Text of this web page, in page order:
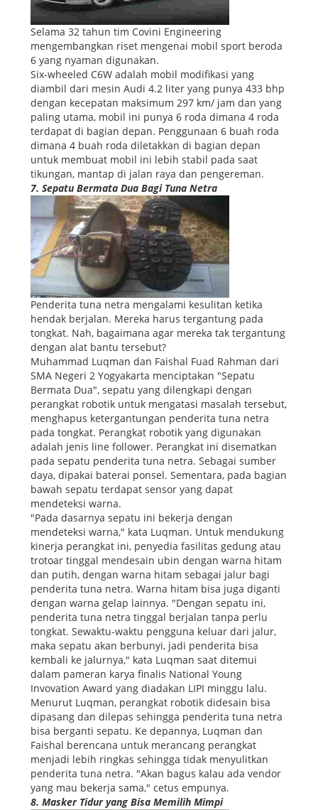
Selama 32 tahun tim Covini Engineering
mengembangkan riset mengenai mobil sport beroda
6 yang nyaman digunakan.
Six-wheeled C6W adalah mobil modifikasi yang
diambil dari mesin Audi 4.2 liter yang punya 433 bhp
dengan kecepatan maksimum 297 km/ jam dan yang
paling utama, mobil ini punya 6 roda dimana 4 roda
terdapat di bagian depan. Penggunaan 6 buah roda
dimana 4 buah roda diletakkan di bagian depan
untuk membuat mobil ini lebih stabil pada saat
tikungan, mantap di jalan raya dan pengereman.
7. Sepatu Bermata Dua Bagi Tuna Netra
Penderita tuna netra mengalami kesulitan ketika
hendak berjalan. Mereka harus tergantung pada
tongkat. Nah, bagaimana agar mereka tak tergantung
dengan alat bantu tersebut?
Muhammad Luqman dan Faishal Fuad Rahman dari
SMA Negeri 2 Yogyakarta menciptakan "Sepatu
Bermata Dua", sepatu yang dilengkapi dengan
perangkat robotik untuk mengatasi masalah tersebut,
menghapus ketergantungan penderita tuna netra
pada tongkat. Perangkat robotik yang digunakan
adalah jenis line follower. Perangkat ini disematkan
pada sepatu penderita tuna netra. Sebagai sumber
daya, dipakai baterai ponsel. Sementara, pada bagian
bawah sepatu terdapat sensor yang dapat
mendeteksi warna.
"Pada dasarnya sepatu ini bekerja dengan
mendeteksi warna," kata Luqman. Untuk mendukung
kinerja perangkat ini, penyedia fasilitas gedung atau
trotoar tinggal mendesain ubin dengan warna hitam
dan putih, dengan warna hitam sebagai jalur bagi
penderita tuna netra. Warna hitam bisa juga diganti
dengan warna gelap lainnya. "Dengan sepatu ini,
penderita tuna netra tinggal berjalan tanpa perlu
tongkat. Sewaktu-waktu pengguna keluar dari jalur,
maka sepatu akan berbunyi, jadi penderita bisa
kembali ke jalurnya," kata Luqman saat ditemui
dalam pameran karya finalis National Young
Invovation Award yang diadakan LIPI minggu lalu.
Menurut Luqman, perangkat robotik didesain bisa
dipasang dan dilepas sehingga penderita tuna netra
bisa berganti sepatu. Ke depannya, Luqman dan
Faishal berencana untuk merancang perangkat
menjadi lebih ringkas sehingga tidak menyulitkan
penderita tuna netra. "Akan bagus kalau ada vendor
yang mau bekerja sama," cetus empunya.
8. Masker Tidur yang Bisa Memilih Mimpi